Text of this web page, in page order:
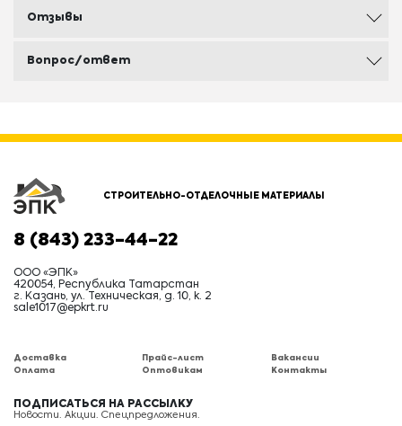
Отзывы
Вопрос/ответ
СТРОИТЕЛЬНО-ОТДЕЛОЧНЫЕ МАТЕРИАЛЫ
8 (843) 233-44-22
ООО «ЭПК»
420054, Республика Татарстан
г. Казань, ул. Техническая, д. 10, к. 2
sale1017@epkrt.ru
Доставка
Оплата
Прайс-лист
Оптовикам
Вакансии
Контакты
ПОДПИСАТЬСЯ НА РАССЫЛКУ
Новости. Акции. Спецпредложения.